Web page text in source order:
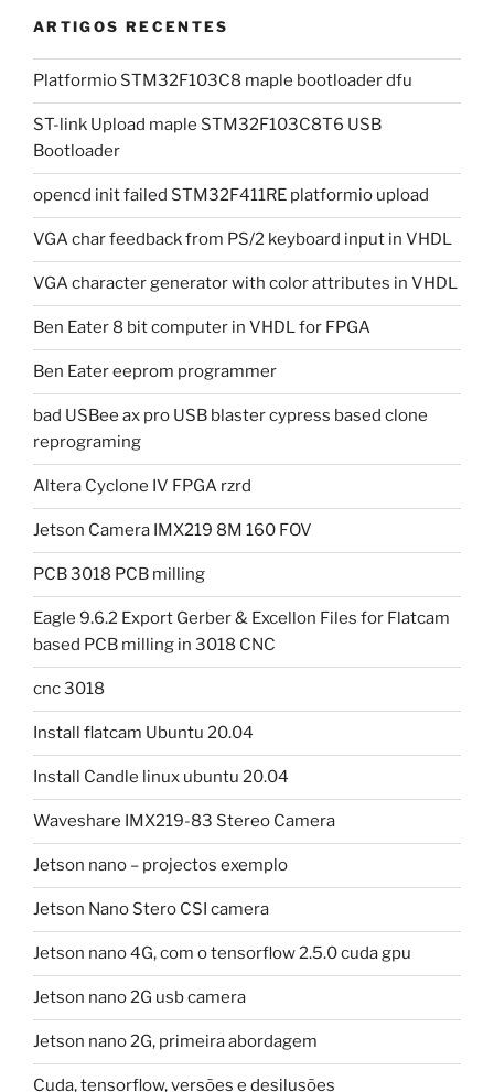
ARTIGOS RECENTES
Platformio STM32F103C8 maple bootloader dfu
ST-link Upload maple STM32F103C8T6 USB
Bootloader
opencd init failed STM32F411RE platformio upload
VGA char feedback from PS/2 keyboard input in VHDL
VGA character generator with color attributes in VHDL
Ben Eater 8 bit computer in VHDL for FPGA
Ben Eater eeprom programmer
bad USBee ax pro USB blaster cypress based clone
reprograming
Altera Cyclone IV FPGA rzrd
Jetson Camera IMX219 8M 160 FOV
PCB 3018 PCB milling
Eagle 9.6.2 Export Gerber & Excellon Files for Flatcam
based PCB milling in 3018 CNC
cnc 3018
Install flatcam Ubuntu 20.04
Install Candle linux ubuntu 20.04
Waveshare IMX219-83 Stereo Camera
Jetson nano – projectos exemplo
Jetson Nano Stero CSI camera
Jetson nano 4G, com o tensorflow 2.5.0 cuda gpu
Jetson nano 2G usb camera
Jetson nano 2G, primeira abordagem
Cuda, tensorflow, versões e desilusões